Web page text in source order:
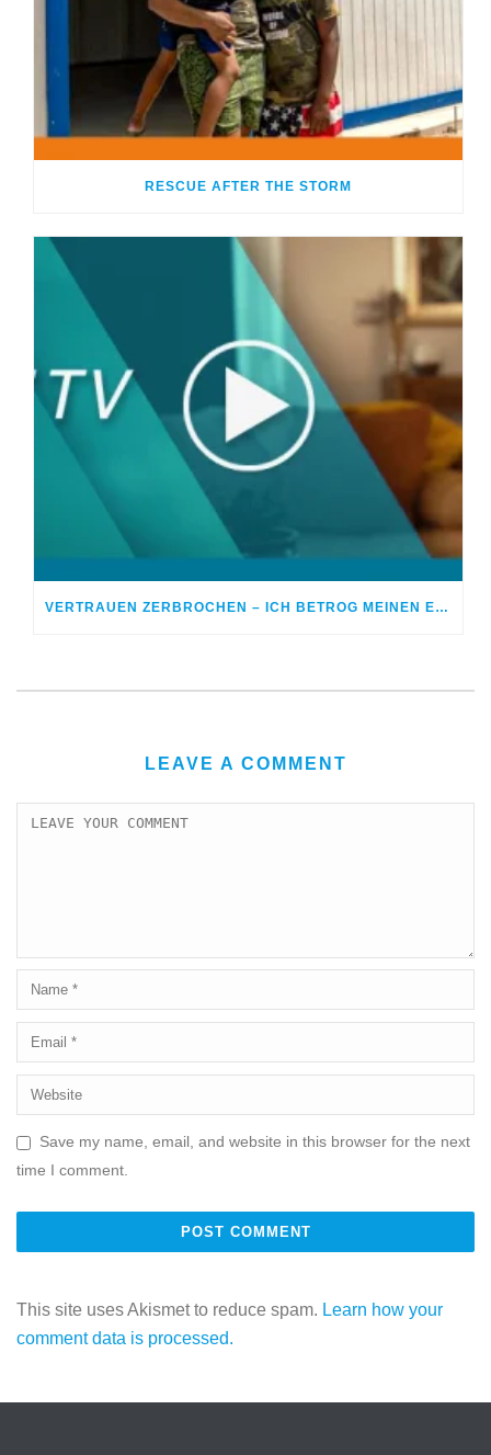
RESCUE AFTER THE STORM
VERTRAUEN ZERBROCHEN – ICH BETROG MEINEN EHEPARTNER
LEAVE A COMMENT
Save my name, email, and website in this browser for the next
time I comment.
This site uses Akismet to reduce spam. Learn how your
comment data is processed.